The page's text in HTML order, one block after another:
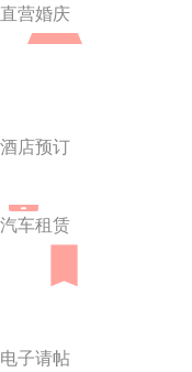
直营婚庆
酒店预订
汽车租赁
电子请帖